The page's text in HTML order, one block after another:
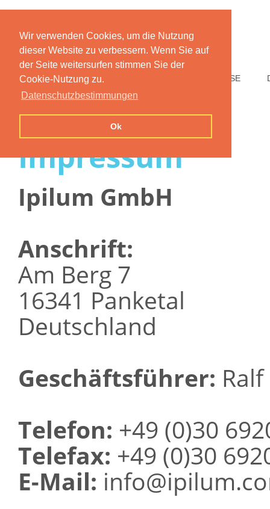
Wir verwenden Cookies, um die Nutzung
dieser Website zu verbessern. Wenn Sie auf
der Seite weitersurfen stimmen Sie der
Cookie-Nutzung zu.
Datenschutzbestimmungen
Ok
HOME PREISE
Impressum
Ipilum GmbH
Anschrift:
Am Berg 7
16341 Panketal
Deutschland
Geschäftsführer:
Telefon: +49 (0)30
Telefax: +49 (0)30
E-Mail: